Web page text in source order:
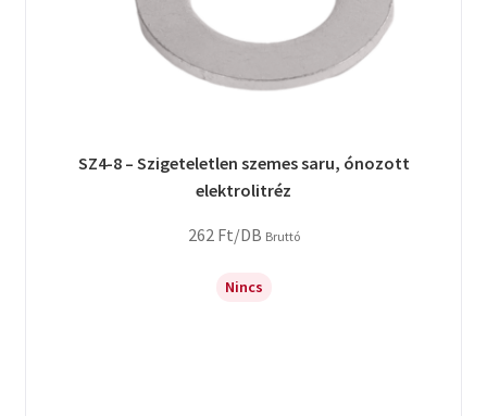
SZ4-8 – Szigeteletlen szemes saru, ónozott
elektrolitréz
262 Ft/DB Bruttó
Nincs